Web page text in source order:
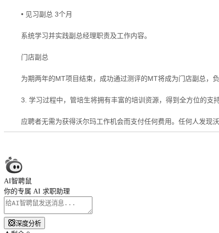
• 见习副总 3个月
系统学习并实践副总经理职责及工作内容。
门店副总
为期两年的MT项目结束，成功通过测评的MT将成为门店副总，
3. 学习过程中，管培生将拥有丰富的培训资源，得到全方位的支
应聘者无需为获得沃尔玛工作机会而支付任何费用。任何人发现
AI智聘鼠
你的专属 AI 求职助理
深度分析